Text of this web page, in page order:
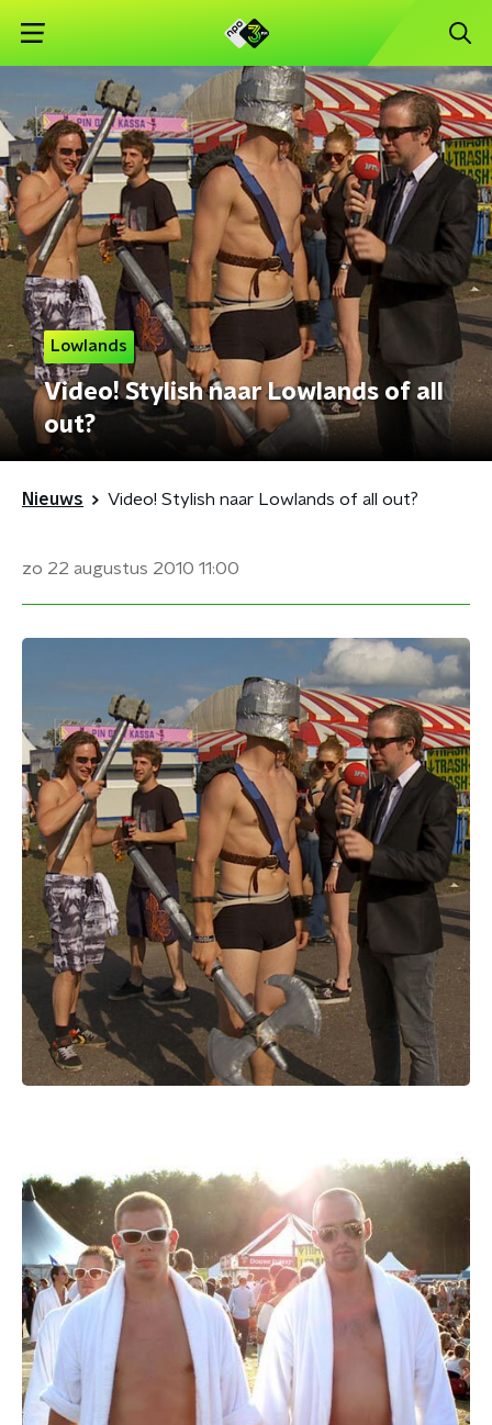
Lowlands
Video! Stylish naar Lowlands of all
out?
Nieuws Video! Stylish naar Lowlands of all out?
zo 22 augustus 2010 11:00